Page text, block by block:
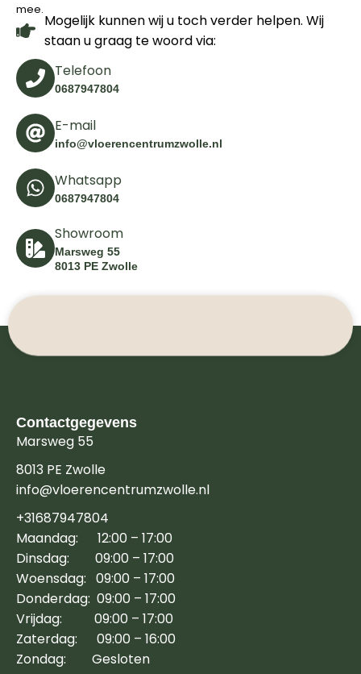
mee.
Mogelijk kunnen wij u toch verder helpen. Wij
staan u graag te woord via:
Telefoon
0687947804
E-mail
info@vloerencentrumzwolle.nl
Whatsapp
0687947804
Showroom
Marsweg 55
8013 PE Zwolle
Contactgegevens
Marsweg 55
8013 PE Zwolle
info@vloerencentrumzwolle.nl
+31687947804
Maandag: 12:00 – 17:00
Dinsdag: 09:00 – 17:00
Woensdag: 09:00 – 17:00
Donderdag: 09:00 – 17:00
Vrijdag: 09:00 – 17:00
Zaterdag: 09:00 – 16:00
Zondag: Gesloten